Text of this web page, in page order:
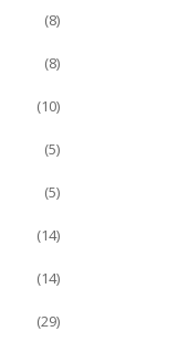
(8)
(8)
(10)
(5)
(5)
(14)
(14)
(29)